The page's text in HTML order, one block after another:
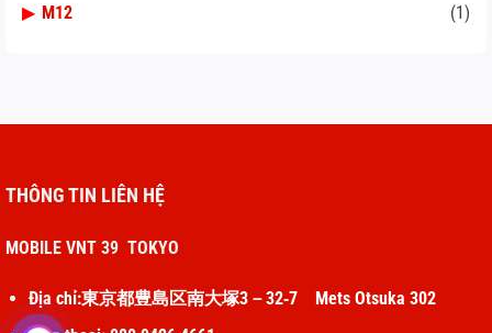
▶ M12 (1)
THÔNG TIN LIÊN HỆ
MOBILE VNT 39 TOKYO
Địa chỉ:東京都豊島区南大塚3－32‐7 Mets Otsuka 302